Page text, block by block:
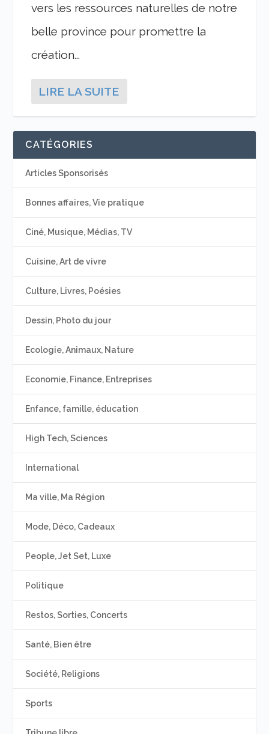
vers les ressources naturelles de notre
belle province pour promettre la
création...
LIRE LA SUITE
CATÉGORIES
Articles Sponsorisés
Bonnes affaires, Vie pratique
Ciné, Musique, Médias, TV
Cuisine, Art de vivre
Culture, Livres, Poésies
Dessin, Photo du jour
Ecologie, Animaux, Nature
Economie, Finance, Entreprises
Enfance, famille, éducation
High Tech, Sciences
International
Ma ville, Ma Région
Mode, Déco, Cadeaux
People, Jet Set, Luxe
Politique
Restos, Sorties, Concerts
Santé, Bien être
Société, Religions
Sports